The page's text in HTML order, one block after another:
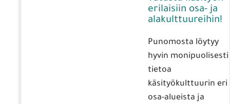
erilaisiin osa- ja
alakulttuureihin!
Punomosta löytyy
hyvin monipuolisesti
tietoa
käsityökulttuurin eri
osa-alueista ja